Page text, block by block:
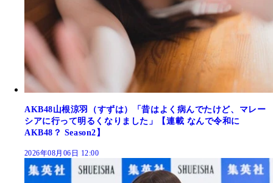
AKB48山根涼羽（すずは）「昔はよく病んでたけど、マレー
シアに行って明るくなりました」【連載 なんで令和に
AKB48？ Season2】
2026年08月06日 12:00